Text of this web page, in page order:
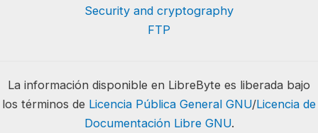
Security and cryptography
FTP
La información disponible en LibreByte es liberada bajo
los términos de Licencia Pública General GNU/Licencia de
Documentación Libre GNU.